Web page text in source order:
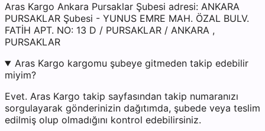
Aras Kargo Ankara Pursaklar Şubesi adresi: ANKARA
PURSAKLAR Şubesi - YUNUS EMRE MAH. ÖZAL BULV.
FATİH APT. NO: 13 D / PURSAKLAR / ANKARA ,
PURSAKLAR
Aras Kargo kargomu şubeye gitmeden takip edebilir
miyim?
Evet. Aras Kargo takip sayfasından takip numaranızı
sorgulayarak gönderinizin dağıtımda, şubede veya teslim
edilmiş olup olmadığını kontrol edebilirsiniz.